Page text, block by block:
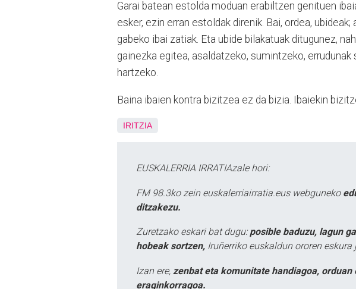
Garai batean estolda moduan erabiltzen genituen
esker, ezin erran estoldak direnik. Bai, ordea,
gabeko ibai zatiak. Eta ubide bilakatuak ditugunez,
gainezka egitea, asaldatzeko, sumintzeko,
hartzeko.
Baina ibaien kontra bizitzea ez da bizia. Ibaiekin
IRITZIA
EUSKALERRIA IRRATIAzale hori:
FM 98.3ko zein euskalerriairratia.eus webguneko
ditzakezu.
Zuretzako eskari bat dugu: posible baduzu, lagun
hobeak sortzen, Iruñerriko euskaldun ororen eskura
Izan ere, zenbat eta komunitate handiagoa,
eraginkorragoa.